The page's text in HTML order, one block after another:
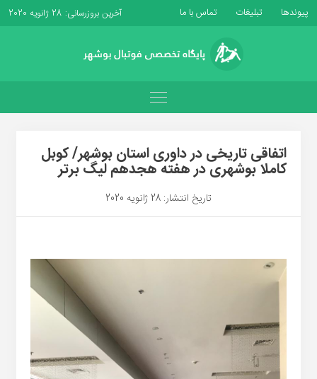
پیوندها تبلیغات تماس با ما آخرین بروزرسانی: 28 ژانویه 2020
اتفاقی تاریخی در داوری استان بوشهر/ کوبل
کاملا بوشهری در هفته هجدهم لیگ برتر
تاریخ انتشار: 28 ژانویه 2020